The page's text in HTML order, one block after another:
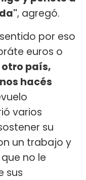
, agregó.
por eso
euros o
país,
hacés
varios
su
un trabajo y
no le
sus